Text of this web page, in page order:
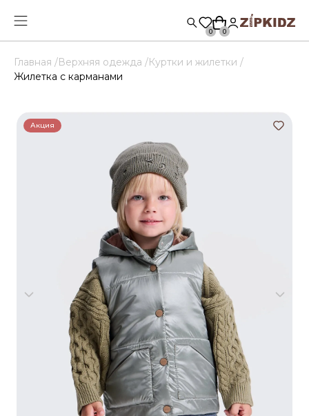
0 0
Главная /Верхняя одежда /Куртки и жилетки /
Жилетка с карманами
Акция